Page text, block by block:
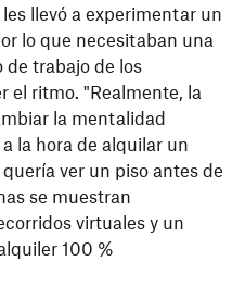
llevó a experimentar un
lo que necesitaban una
de trabajo de los
el ritmo. "Realmente, la
la mentalidad
la hora de alquilar un
ver un piso antes de
se muestran
virtuales y un
100 %